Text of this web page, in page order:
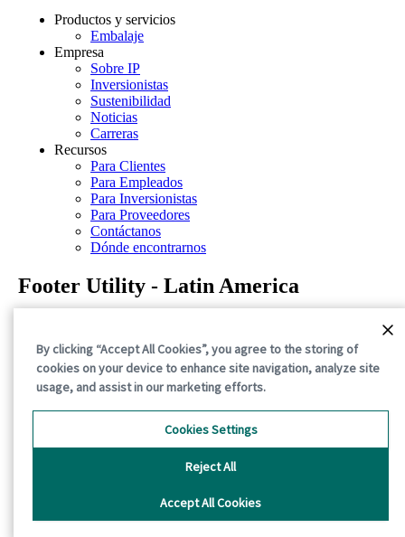
Productos y servicios
Embalaje
Empresa
Sobre IP
Inversionistas
Sustenibilidad
Noticias
Carreras
Recursos
Para Clientes
Para Empleados
Para Inversionistas
Para Proveedores
Contáctanos
Dónde encontrarnos
Footer Utility - Latin America
Términos de uso
Declaraciones sobre la divulgación
Aviso sobre cookies
By clicking “Accept All Cookies”, you agree to the storing of
cookies on your device to enhance site navigation, analyze site
usage, and assist in our marketing efforts.
Accept All Cookies
Reject All
Cookies Settings